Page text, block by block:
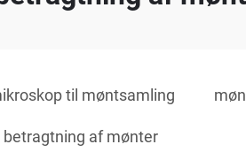
til møntsamling
af mønter